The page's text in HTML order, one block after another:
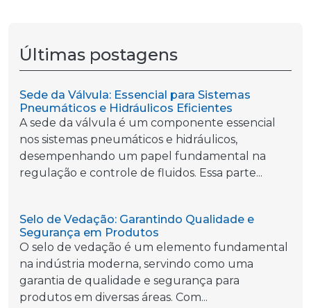
Últimas postagens
Sede da Válvula: Essencial para Sistemas
Pneumáticos e Hidráulicos Eficientes
A sede da válvula é um componente essencial
nos sistemas pneumáticos e hidráulicos,
desempenhando um papel fundamental na
regulação e controle de fluidos. Essa parte...
Selo de Vedação: Garantindo Qualidade e
Segurança em Produtos
O selo de vedação é um elemento fundamental
na indústria moderna, servindo como uma
garantia de qualidade e segurança para
produtos em diversas áreas. Com...